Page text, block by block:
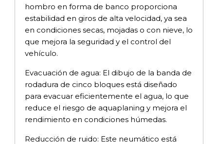
hombro en forma de banco proporciona
estabilidad en giros de alta velocidad, ya sea
en condiciones secas, mojadas o con nieve, lo
que mejora la seguridad y el control del
vehículo.
Evacuación de agua: El dibujo de la banda de
rodadura de cinco bloques está diseñado
para evacuar eficientemente el agua, lo que
reduce el riesgo de aquaplaning y mejora el
rendimiento en condiciones húmedas.
Reducción de ruido: Este neumático está